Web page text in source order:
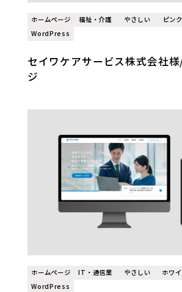
ホームページ 福祉・介護 やさしい
ピン
WordPress
セイワケアサービス株式会社
ジ
ホームページ IT・通信業 やさしい
ホワ
WordPress